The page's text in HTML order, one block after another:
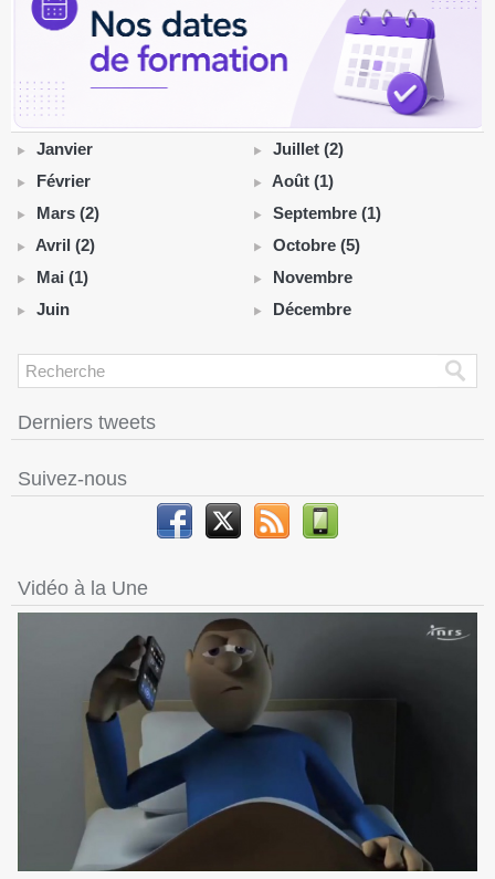
Janvier
Février
Mars (2)
Avril (2)
Mai (1)
Juin
Juillet (2)
Août (1)
Septembre (1)
Octobre (5)
Novembre
Décembre
Derniers tweets
Suivez-nous
Vidéo à la Une